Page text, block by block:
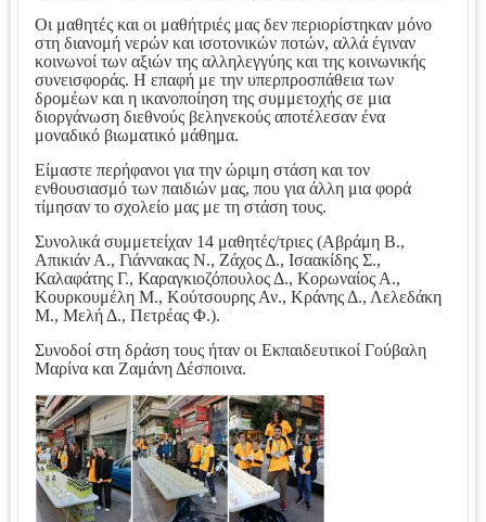
Οι μαθητές και οι μαθήτριές μας δεν περιορίστηκαν μόνο
στη διανομή νερών και ισοτονικών ποτών, αλλά έγιναν
κοινωνοί των αξιών της αλληλεγγύης και της κοινωνικής
συνεισφοράς. Η επαφή με την υπερπροσπάθεια των
δρομέων και η ικανοποίηση της συμμετοχής σε μια
διοργάνωση διεθνούς βεληνεκούς αποτέλεσαν ένα
μοναδικό βιωματικό μάθημα.
Είμαστε περήφανοι για την ώριμη στάση και τον
ενθουσιασμό των παιδιών μας, που για άλλη μια φορά
τίμησαν το σχολείο μας με τη στάση τους.
Συνολικά συμμετείχαν 14 μαθητές/τριες (Αβράμη Β.,
Απικιάν Α., Γιάννακας Ν., Ζάχος Δ., Ισαακίδης Σ.,
Καλαφάτης Γ., Καραγκιοζόπουλος Δ., Κορωναίος Α.,
Κουρκουμέλη Μ., Κούτσουρης Αν., Κράνης Δ., Λελεδάκη
Μ., Μελή Δ., Πετρέας Φ.).
Συνοδοί στη δράση τους ήταν οι Εκπαιδευτικοί Γούβαλη
Μαρίνα και Ζαμάνη Δέσποινα.